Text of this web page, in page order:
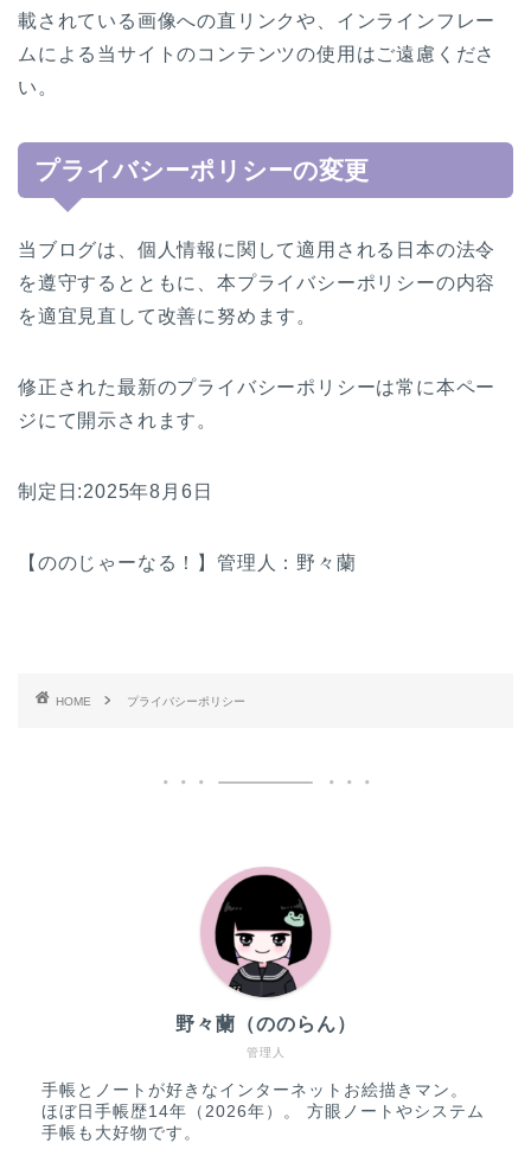
載されている画像への直リンクや、インラインフレー
ムによる当サイトのコンテンツの使用はご遠慮くださ
い。
プライバシーポリシーの変更
当ブログは、個人情報に関して適用される日本の法令
を遵守するとともに、本プライバシーポリシーの内容
を適宜見直して改善に努めます。
修正された最新のプライバシーポリシーは常に本ペー
ジにて開示されます。
制定日:2025年8月6日
【ののじゃーなる！】管理人：野々蘭
HOME プライバシーポリシー
管理人
野々蘭（ののらん）
手帳とノートが好きなインターネットお絵描きマン。
ほぼ日手帳歴14年（2026年）。 方眼ノートやシステム
手帳も大好物です。